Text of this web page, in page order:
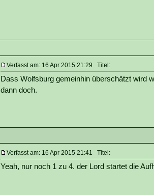
Verfasst am: 16 Apr 2015 21:29 Titel:
Dass Wolfsburg gemeinhin überschätzt wird
dann doch.
Verfasst am: 16 Apr 2015 21:41 Titel:
Yeah, nur noch 1 zu 4. der Lord startet die